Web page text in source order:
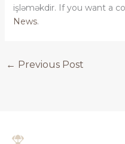
işləməkdir. If you want a
News.
← Previous Post